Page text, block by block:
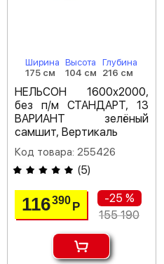
Ширина
175 см
Высота
104 см
Глубина
216 см
НЕЛЬСОН 1600х2000,
без п/м СТАНДАРТ, 13
ВАРИАНТ зелёный
самшит, Вертикаль
Код товара: 255426
(5)
116390 Р
-25 %
155 190